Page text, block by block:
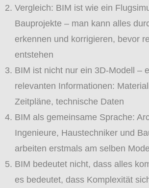
Vergleich: BIM ist wie ein
Bauprojekte – man kann alles
erkennen und korrigieren, bevor
entstehen
BIM ist nicht nur ein 3D-Modell –
relevanten Informationen:
Zeitpläne, technische Daten
BIM als gemeinsame Sprache:
Ingenieure, Haustechniker und
arbeiten erstmals am selben
BIM bedeutet nicht, dass alles
es bedeutet, dass Komplexität